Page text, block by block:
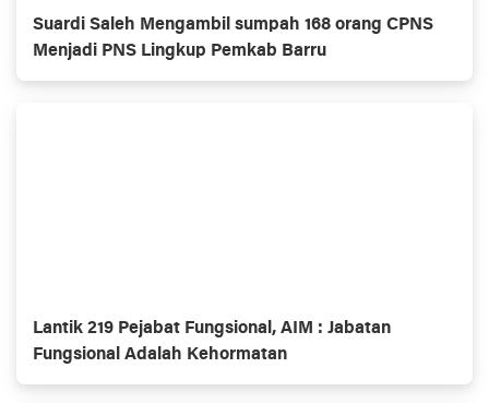
Suardi Saleh Mengambil sumpah 168 orang CPNS
Menjadi PNS Lingkup Pemkab Barru
Lantik 219 Pejabat Fungsional, AIM : Jabatan
Fungsional Adalah Kehormatan